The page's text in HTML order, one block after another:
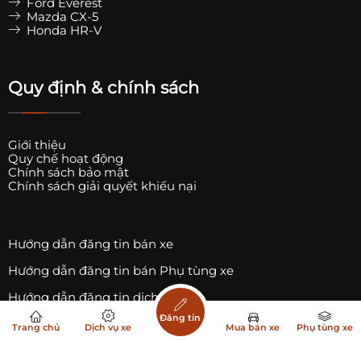
Mazda CX-5
Honda HR-V
Quy định & chính sách
Giới thiệu
Quy chế hoạt động
Chính sách bảo mật
Chính sách giải quyết khiếu nại
Hướng dẫn đăng tin bán xe
Hướng dẫn đăng tin bán Phụ tùng xe
Hướng dẫn đăng tin dịch vụ xe
Danh sách Trụ sạc xe ô tô điện
Trang chủ Dịch vụ xe
Đăng tin
Mua bán xe
Phụ tùng xe